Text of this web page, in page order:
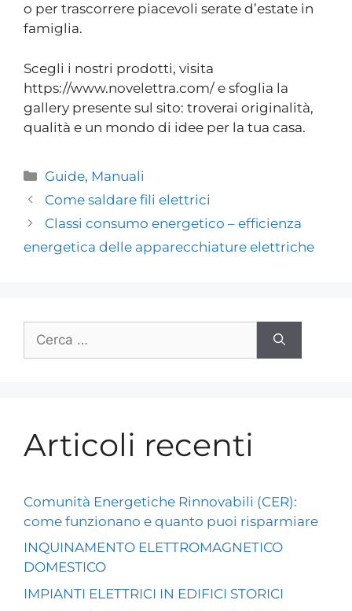
o per trascorrere piacevoli serate d’estate in
famiglia.
Scegli i nostri prodotti, visita
https://www.novelettra.com/ e sfoglia la
gallery presente sul sito: troverai originalità,
qualità e un mondo di idee per la tua casa.
Guide, Manuali
Come saldare fili elettrici
Classi consumo energetico – efficienza
energetica delle apparecchiature elettriche
Articoli recenti
Comunità Energetiche Rinnovabili (CER):
come funzionano e quanto puoi risparmiare
INQUINAMENTO ELETTROMAGNETICO
DOMESTICO
IMPIANTI ELETTRICI IN EDIFICI STORICI